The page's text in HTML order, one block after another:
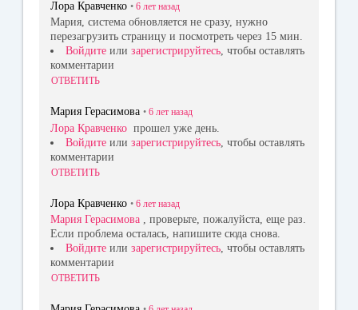
Лора Кравченко • 6 лет назад
Мария, система обновляется не сразу, нужно
перезагрузить страницу и посмотреть через 15 мин.
Войдите или зарегистрируйтесь, чтобы оставлять
комментарии
ОТВЕТИТЬ
Мария Герасимова • 6 лет назад
Лора Кравченко прошел уже день.
Войдите или зарегистрируйтесь , чтобы оставлять
комментарии
ОТВЕТИТЬ
Лора Кравченко • 6 лет назад
Мария Герасимова , проверьте, пожалуйста, еще раз.
Если проблема осталась, напишите сюда снова.
Войдите или зарегистрируйтесь, чтобы оставлять
комментарии
ОТВЕТИТЬ